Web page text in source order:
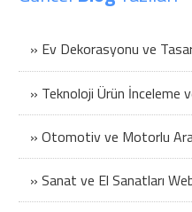
» Ev Dekorasyonu ve
» Teknoloji Ürün İnceleme
» Otomotiv ve Motorlu
» Sanat ve El Sanatları